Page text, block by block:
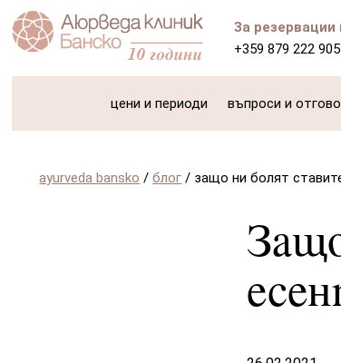
За
+359 879 222 905
цени и периоди въпроси и
ayurveda bansko /блог / защо ни болят